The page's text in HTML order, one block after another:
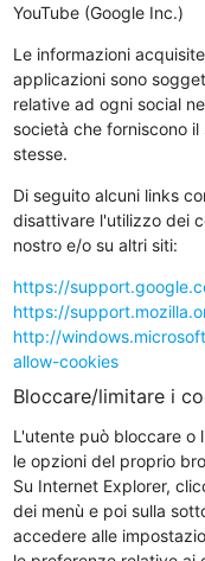
YouTube (Google Inc.)
Le informazioni
applicazioni sono
relative ad ogni social
società che forniscono
stesse.
Di seguito alcuni links
disattivare l'utilizzo dei
nostro e/o su altri siti:
https://
https://
http://
allow-cookies
Bloccare/limitare i
L'utente può bloccare o
le opzioni del proprio
Su Internet Explorer,
dei menù e poi sulla
accedere alle